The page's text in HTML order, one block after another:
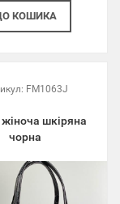
КОШИКА
FM1063J
шкіряна
чорна